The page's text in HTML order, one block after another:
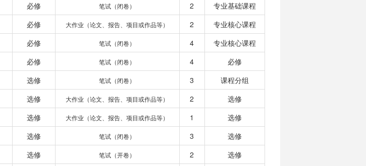
必修 笔试（闭卷） 2
专业基础课程
必修 大作业（论文、报告、项目或作品等） 2
专业核心课程
必修 笔试（闭卷） 4
专业核心课程
必修 笔试（闭卷） 4
必修
选修 笔试（闭卷） 3
课程分组
选修 大作业（论文、报告、项目或作品等） 2
选修
选修 大作业（论文、报告、项目或作品等） 1
选修
选修 笔试（闭卷） 3
选修
选修 笔试（开卷） 2 选修